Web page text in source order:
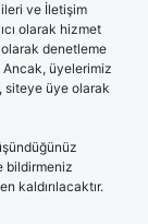
ve İletişim
olarak hizmet
denetleme
Ancak, üyelerimiz
siteye üye olarak
bildirmeniz
kaldırılacaktır.